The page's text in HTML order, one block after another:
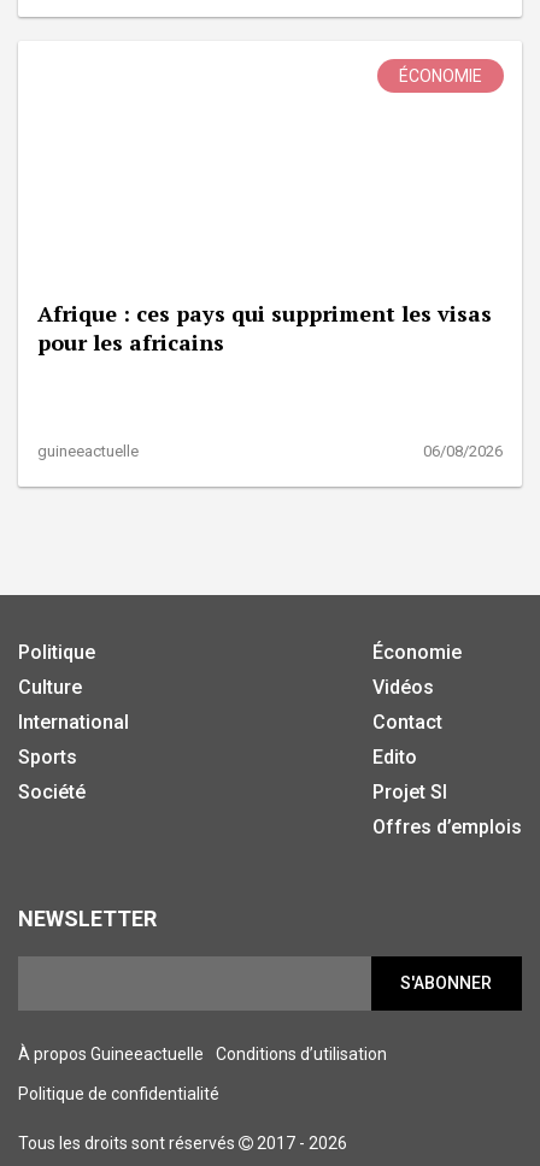
ÉCONOMIE
Afrique : ces pays qui suppriment les visas
pour les africains
guineeactuelle 06/08/2026
Politique
Culture
International
Sports
Société
Économie
Vidéos
Contact
Edito
Projet SI
Offres d’emplois
NEWSLETTER
S'ABONNER
À propos Guineeactuelle Conditions d’utilisation
Politique de confidentialité
Tous les droits sont réservés 2017 - 2026